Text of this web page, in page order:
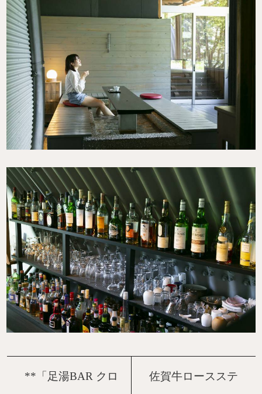
**「足湯BAR クロ
佐賀牛ロースステ